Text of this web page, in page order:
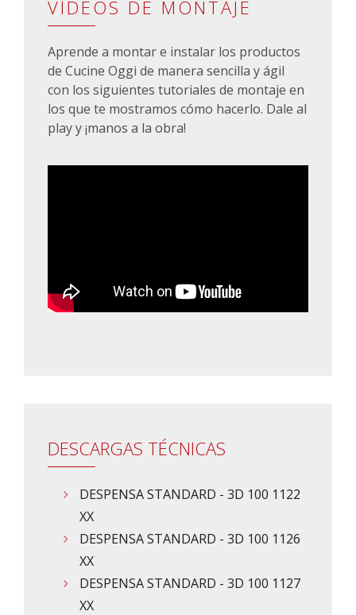
VÍDEOS DE MONTAJE
Aprende a montar e instalar los productos
de Cucine Oggi de manera sencilla y ágil
con los siguientes tutoriales de montaje en
los que te mostramos cómo hacerlo. Dale al
play y ¡manos a la obra!
DESCARGAS TÉCNICAS
DESPENSA STANDARD - 3D 100 1122
XX
DESPENSA STANDARD - 3D 100 1126
XX
DESPENSA STANDARD - 3D 100 1127
XX